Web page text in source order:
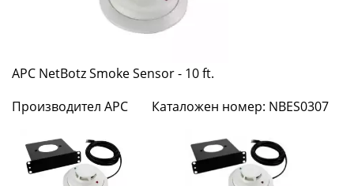
NBES0307
|
Fly.bg
APC NetBotz Smoke Sensor - 10 ft.
Производител APC
Каталожен номер: NBES0307